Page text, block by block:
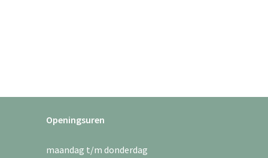
Openingsuren
maandag t/m donderdag